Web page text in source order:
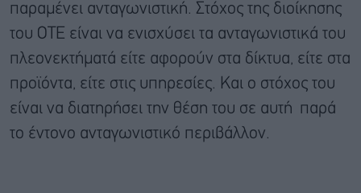
παραμένει ανταγωνιστική. Στόχος της διοίκησης
του ΟΤΕ είναι να ενισχύσει τα ανταγωνιστικά του
πλεονεκτήματά είτε αφορούν στα δίκτυα, είτε στα
προϊόντα, είτε στις υπηρεσίες. Και ο στόχος του
είναι να διατηρήσει την θέση του σε αυτή παρά
το έντονο ανταγωνιστικό περιβάλλον.